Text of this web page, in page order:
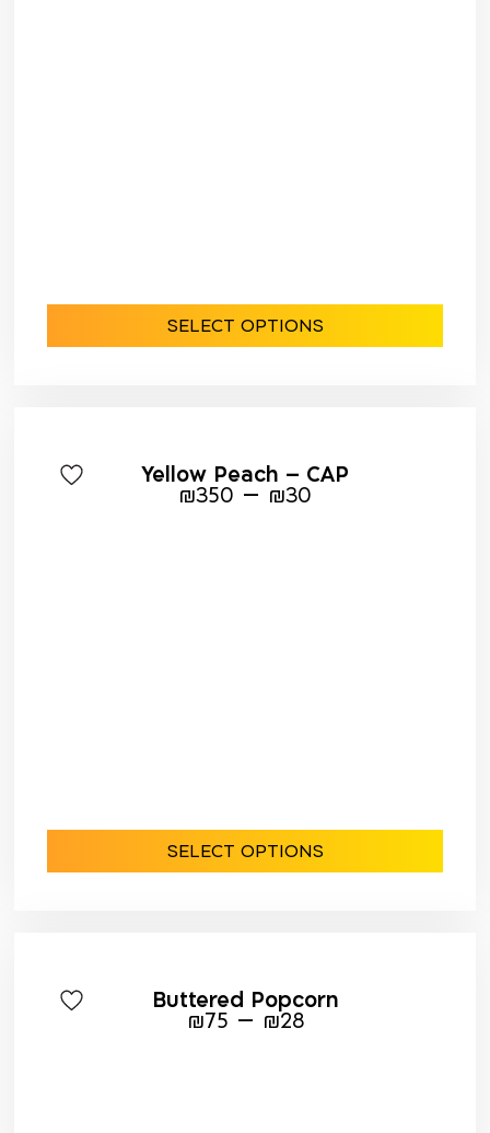
SELECT OPTIONS
Yellow Peach – CAP
₪30
–
₪350
SELECT OPTIONS
Buttered Popcorn
₪28
–
₪75